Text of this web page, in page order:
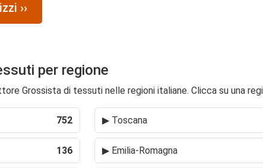
››
per regione
Grossista di tessuti nelle regioni italiane. Clicca su una
752 ▶ Toscana
136 ▶ Emilia-Romagna